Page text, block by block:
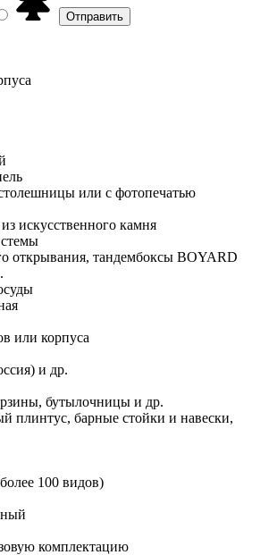
или с фотопечатью
искусственного камня
открывания, тандембоксы BOYARD
или корпуса
и др.
бутылочницы и др.
плинтус, барные стойки и навески,
100 видов)
комплектацию